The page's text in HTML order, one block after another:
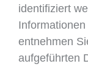
identifiziert
entnehmen
aufgeführten